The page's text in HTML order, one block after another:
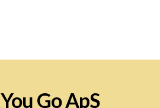
You Go ApS